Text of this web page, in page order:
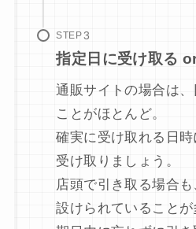
STEP
指定日に受け取る
通販サイトの場合は
ことがほとんど。
確実に受け取れる日
受け取りましょう。
店頭で引き取る場合
設けられていることが